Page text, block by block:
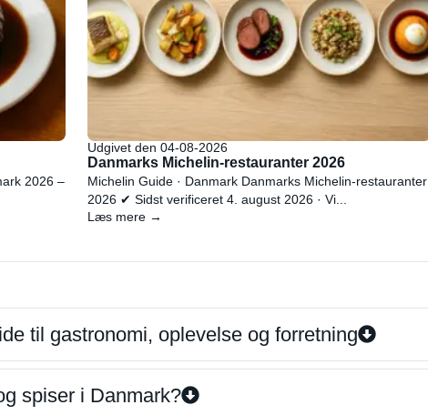
2026 –
Udgivet den 04-08-2026
Danmarks Michelin-restauranter 2026
Michelin Guide · Danmark Danmarks Michelin-restauranter
2026 ✔ Sidst verificeret 4. august 2026 · Vi...
Læs mere →
til gastronomi, oplevelse og forretning
spiser i Danmark?